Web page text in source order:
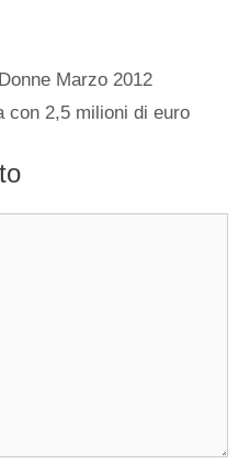
Marzo 2012
con 2,5 milioni di euro